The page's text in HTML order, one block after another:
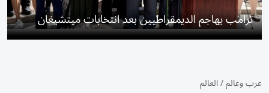
ترامب يهاجم الديمقراطيين بعد انتخابات ميتشيغان
عرب وعالم/العالم